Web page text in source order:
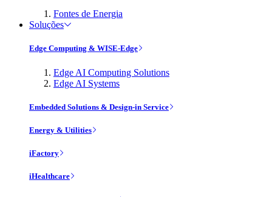
Fontes de Energia
Soluções
Edge Computing & WISE-Edge
Edge AI Computing Solutions
Edge AI Systems
Embedded Solutions & Design-in Service
Energy & Utilities
iFactory
iHealthcare